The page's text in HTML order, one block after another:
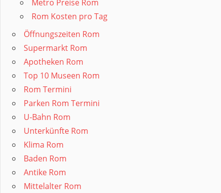
Metro Preise Rom
Rom Kosten pro Tag
Öffnungszeiten Rom
Supermarkt Rom
Apotheken Rom
Top 10 Museen Rom
Rom Termini
Parken Rom Termini
U-Bahn Rom
Unterkünfte Rom
Klima Rom
Baden Rom
Antike Rom
Mittelalter Rom